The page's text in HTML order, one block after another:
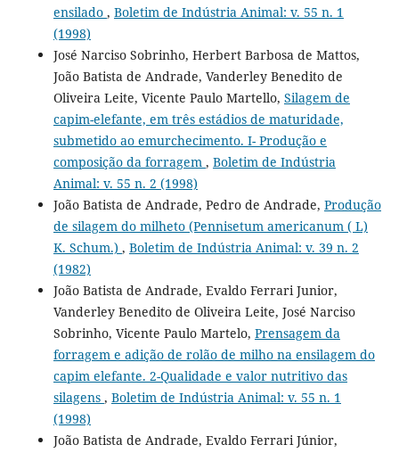
ensilado , Boletim de Indústria Animal: v. 55 n. 1
(1998)
José Narciso Sobrinho, Herbert Barbosa de Mattos,
João Batista de Andrade, Vanderley Benedito de
Oliveira Leite, Vicente Paulo Martello, Silagem de
capim-elefante, em três estádios de maturidade,
submetido ao emurchecimento. I- Produção e
composição da forragem , Boletim de Indústria
Animal: v. 55 n. 2 (1998)
João Batista de Andrade, Pedro de Andrade, Produção
de silagem do milheto (Pennisetum americanum ( L)
K. Schum.) , Boletim de Indústria Animal: v. 39 n. 2
(1982)
João Batista de Andrade, Evaldo Ferrari Junior,
Vanderley Benedito de Oliveira Leite, José Narciso
Sobrinho, Vicente Paulo Martelo, Prensagem da
forragem e adição de rolão de milho na ensilagem do
capim elefante. 2-Qualidade e valor nutritivo das
silagens , Boletim de Indústria Animal: v. 55 n. 1
(1998)
João Batista de Andrade, Evaldo Ferrari Júnior,